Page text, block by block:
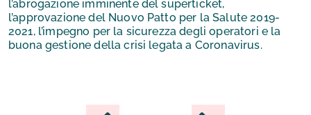
l’abrogazione imminente del superticket,
l’approvazione del Nuovo Patto per la Salute 2019-
2021, l’impegno per la sicurezza degli operatori e la
buona gestione della crisi legata a Coronavirus.